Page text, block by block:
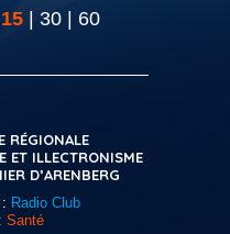
15| 30| 60
RÉGIONALE
ET ILLECTRONISME
D’ARENBERG
Radio Club
Santé